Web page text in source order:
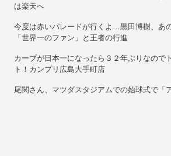
は楽天へ
今度は赤いパレードが行くよ…黒田博樹、あ
「世界一のファン」と王者の行進
カープが日本一になったら３２年ぶりなので
ト！カンプリ広島大手町店
尾関さん、マツダスタジアムでの始球式で「